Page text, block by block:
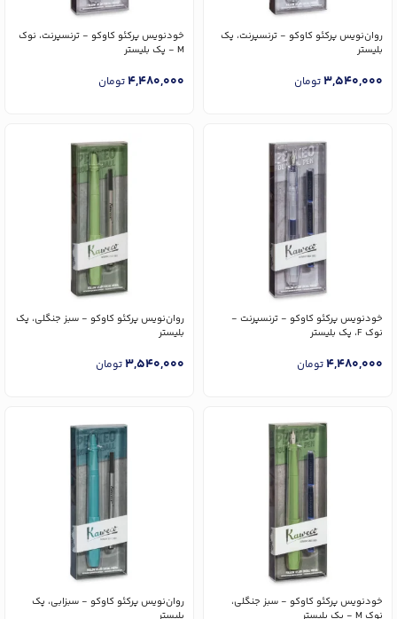
روان‌نویس پرکئو کاوکو - ترنسپرنت، پک
بلیستر
3,540,000تومان
خودنویس پرکئو کاوکو - ترنسپرنت، نوک
M - پک بلیستر
4,480,000تومان
خودنویس پرکئو کاوکو - ترنسپرنت -
نوک F، پک بلیستر
4,480,000تومان
روان‌نویس پرکئو کاوکو - سبز جنگلی، پک
بلیستر
3,540,000تومان
خودنویس پرکئو کاوکو - سبز جنگلی،
نوک M - پک بلیستر
روان‌نویس پرکئو کاوکو - سبزابی، پک
بلیستر